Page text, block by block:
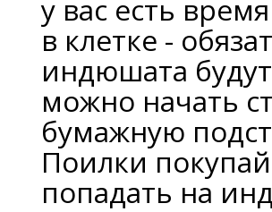
у вас есть
в клетке -
индюшата
можно начать
бумажную
Поилки
попадать на